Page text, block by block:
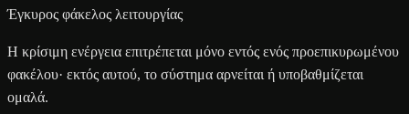
Έγκυρος φάκελος λειτουργίας
Η κρίσιμη ενέργεια επιτρέπεται μόνο εντός ενός προεπικυρωμένου
φακέλου· εκτός αυτού, το σύστημα αρνείται ή υποβαθμίζεται
ομαλά.